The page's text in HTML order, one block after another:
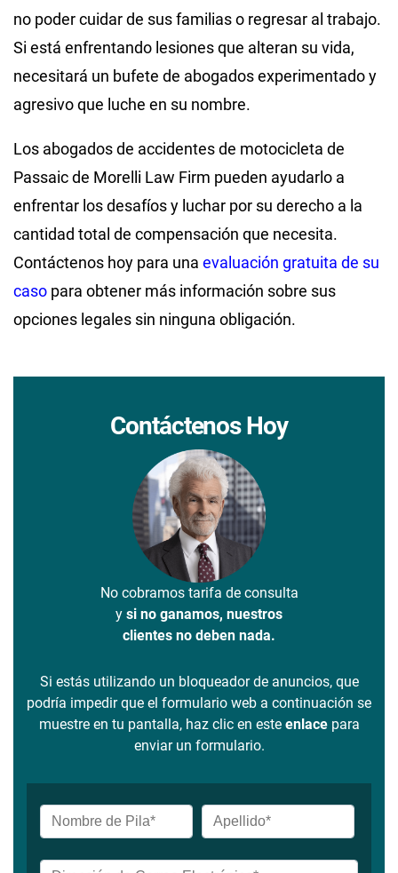
no poder cuidar de sus familias o regresar al trabajo.
Si está enfrentando lesiones que alteran su vida,
necesitará un bufete de abogados experimentado y
agresivo que luche en su nombre.
Los abogados de accidentes de motocicleta de
Passaic de Morelli Law Firm pueden ayudarlo a
enfrentar los desafíos y luchar por su derecho a la
cantidad total de compensación que necesita.
Contáctenos hoy para una evaluación gratuita de su
caso para obtener más información sobre sus
opciones legales sin ninguna obligación.
Contáctenos Hoy
No cobramos tarifa de consulta
y si no ganamos, nuestros
clientes no deben nada.
Si estás utilizando un bloqueador de anuncios, que
podría impedir que el formulario web a continuación se
muestre en tu pantalla, haz clic en este enlacepara
enviar un formulario.